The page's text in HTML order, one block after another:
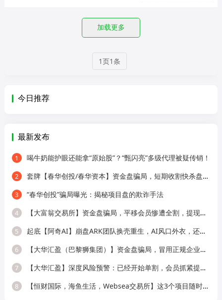
加载更多
1页1条
今日推荐
最新发布
1 喝牛奶能护眼还能拿“原始股”？“甄闪亮”多级代理被疑传销！
2 套牌【春华创投/春华资本】资金盘骗局，短期收割快杀盘，远离！
3 “春华创投”骗局曝光：揭秘项目盘的欺诈手法
4 【大富翁交易所】资金盘骗局，平移会员惨遭全割，提现直接封号！
5 起底【阿奇AI】崩盘ARK团队换壳重生，AI风口外衣，还是老牌分销套路！
6 【大华汇盈（巴黎狮集团）】资金盘骗局，冒用正规企业名称，大量单割会员，
7 【大华汇盈】深度风险预警：已经开始单割，会员抓紧提现！！！
8 【恒财国际，海鱼生活，Websea交易所】这3个项目随时崩盘跑路，赶快远离！